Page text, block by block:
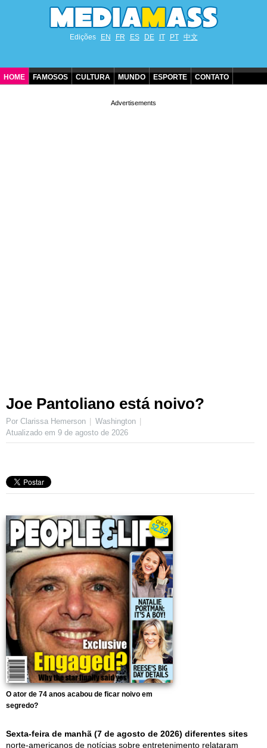
Edições EN FR ES DE IT PT 中文
HOME FAMOSOS CULTURA MUNDO ESPORTE CONTATO
Joe Pantoliano está noivo?
Por Clarissa Hemerson
Washington
Atualizado em 9 de agosto de 2026
O ator de 74 anos acabou de ficar noivo em
segredo?
Sexta-feira de manhã (7 de agosto de 2026) diferentes sites
norte-americanos de notícias sobre entretenimento relataram